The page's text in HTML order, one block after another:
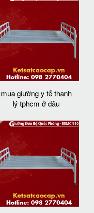
mua giường y tế thanh
lý tphcm ở đâu